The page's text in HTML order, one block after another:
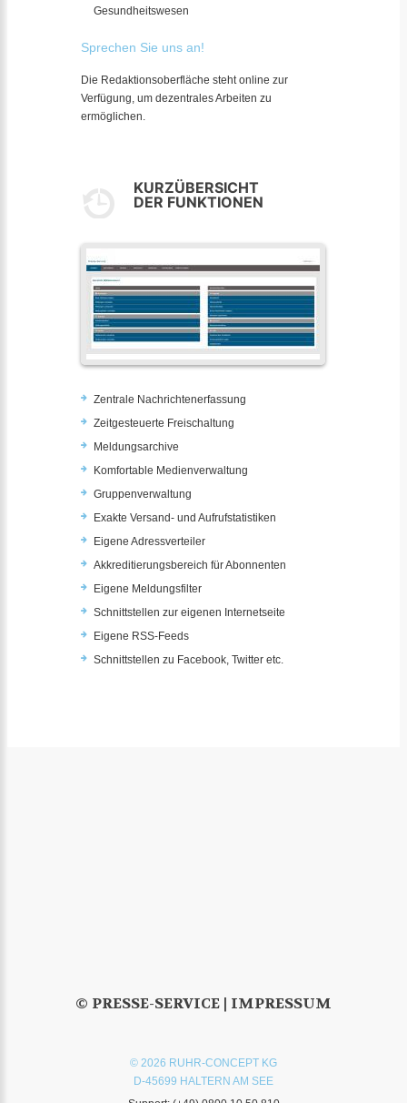
Gesundheitswesen
Sprechen Sie uns an!
Die Redaktionsoberfläche steht online zur
Verfügung, um dezentrales Arbeiten zu
ermöglichen.
KURZÜBERSICHT
DER FUNKTIONEN
Zentrale Nachrichtenerfassung
Zeitgesteuerte Freischaltung
Meldungsarchive
Komfortable Medienverwaltung
Gruppenverwaltung
Exakte Versand- und Aufrufstatistiken
Eigene Adressverteiler
Akkreditierungsbereich für Abonnenten
Eigene Meldungsfilter
Schnittstellen zur eigenen Internetseite
Eigene RSS-Feeds
Schnittstellen zu Facebook, Twitter etc.
© PRESSE-SERVICE | IMPRESSUM
© 2026 RUHR-CONCEPT KG
D-45699 HALTERN AM SEE